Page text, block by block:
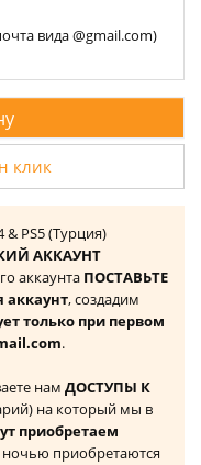
вида @gmail.com)
клик
& PS5 (Турция)
АККАУНТ
аккаунта ПОСТАВЬТЕ
аккаунт, создадим
только при первом
.
нам ДОСТУПЫ К
на который мы в
приобретаем
приобретаются